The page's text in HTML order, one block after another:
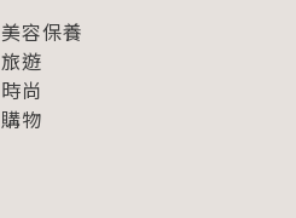
美容保養
旅遊
時尚
購物